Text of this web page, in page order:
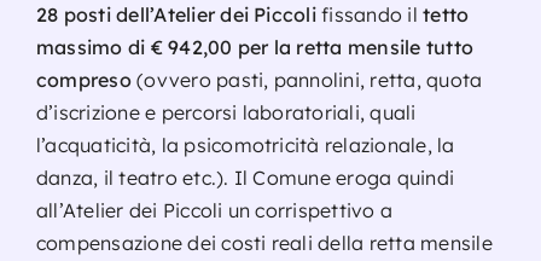
28 posti dell’Atelier dei Piccolifissando iltetto
massimo di € 942,00 per la retta mensile tutto
compreso(ovvero pasti, pannolini, retta, quota
d’iscrizione e percorsi laboratoriali, quali
l’acquaticità, la psicomotricità relazionale, la
danza, il teatro etc.). Il Comune eroga quindi
all’Atelier dei Piccoli un corrispettivo a
compensazione dei costi reali della retta mensile